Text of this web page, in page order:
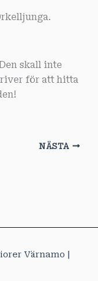
skall inte
för att hitta
NÄSTA
Värnamo |